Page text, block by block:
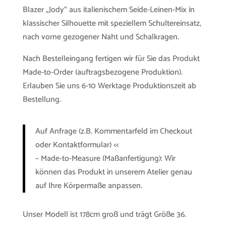
Blazer „Jody“ aus italienischem Seide-Leinen-Mix in
klassischer Silhouette mit speziellem Schultereinsatz,
nach vorne gezogener Naht und Schalkragen.
Nach Bestelleingang fertigen wir für Sie das Produkt
Made-to-Order (auftragsbezogene Produktion).
Erlauben Sie uns 6-10 Werktage Produktionszeit ab
Bestellung.
Auf Anfrage (z.B. Kommentarfeld im Checkout
oder Kontaktformular) <<
– Made-to-Measure (Maßanfertigung): Wir
können das Produkt in unserem Atelier genau
auf Ihre Körpermaße anpassen.
Unser Modell ist 178cm groß und trägt Größe 36.